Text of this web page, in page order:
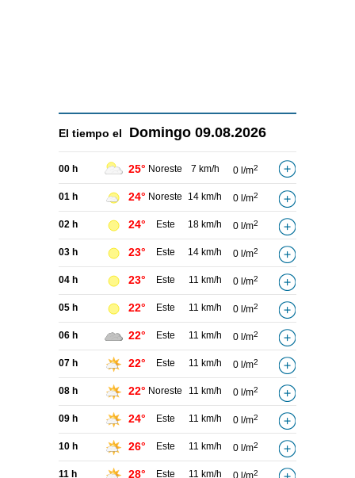
El tiempo el Domingo 09.08.2026
00 h 25° Noreste 7 km/h 0 l/m2
01 h 24° Noreste 14 km/h 0 l/m2
02 h 24° Este 18 km/h 0 l/m2
03 h 23° Este 14 km/h 0 l/m2
04 h 23° Este 11 km/h 0 l/m2
05 h 22° Este 11 km/h 0 l/m2
06 h 22° Este 11 km/h 0 l/m2
07 h 22° Este 11 km/h 0 l/m2
08 h 22° Noreste 11 km/h 0 l/m2
09 h 24° Este 11 km/h 0 l/m2
10 h 26° Este 11 km/h 0 l/m2
11 h 28° Este 11 km/h 2